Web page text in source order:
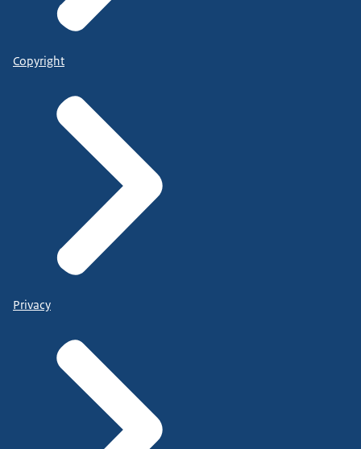
Copyright
Privacy